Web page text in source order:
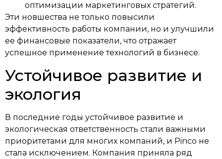
оптимизации маркетинговых стратегий.
Эти новшества не только повысили
эффективность работы компании, но и улучшили
ее финансовые показатели, что отражает
успешное применение технологий в бизнесе.
Устойчивое развитие и
экология
В последние годы устойчивое развитие и
экологическая ответственность стали важными
приоритетами для многих компаний, и Pinco не
стала исключением. Компания приняла ряд